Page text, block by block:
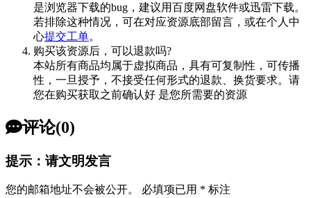
是浏览器下载的bug，建议用百度网盘软件或迅雷下载。
若排除这种情况，可在对应资源底部留言，或在个人中
心提交工单。
购买该资源后，可以退款吗?
本站所有商品均属于虚拟商品，具有可复制性，可传播
性，一旦授予，不接受任何形式的退款、换货要求。请
您在购买获取之前确认好 是您所需要的资源
评论(0)
提示：请文明发言
您的邮箱地址不会被公开。 必填项已用 * 标注